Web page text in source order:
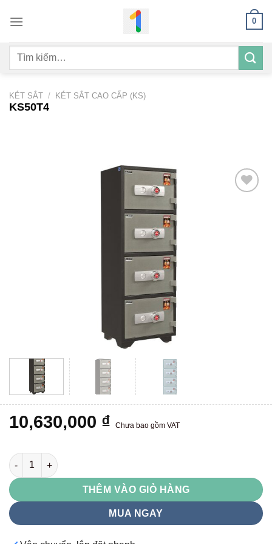
qua
dung
0
Tìm
KÉT SẮT / KÉT SẮT CAO CẤP (KS)
KS50T4
10,630,000 ₫ Chưa bao gồm VAT
KS50T4 số lượng
THÊM VÀO GIỎ HÀNG
MUA NGAY